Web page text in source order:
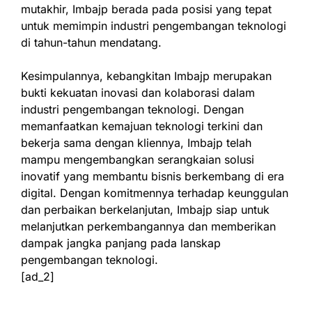
mutakhir, Imbajp berada pada posisi yang tepat
untuk memimpin industri pengembangan teknologi
di tahun-tahun mendatang.
Kesimpulannya, kebangkitan Imbajp merupakan
bukti kekuatan inovasi dan kolaborasi dalam
industri pengembangan teknologi. Dengan
memanfaatkan kemajuan teknologi terkini dan
bekerja sama dengan kliennya, Imbajp telah
mampu mengembangkan serangkaian solusi
inovatif yang membantu bisnis berkembang di era
digital. Dengan komitmennya terhadap keunggulan
dan perbaikan berkelanjutan, Imbajp siap untuk
melanjutkan perkembangannya dan memberikan
dampak jangka panjang pada lanskap
pengembangan teknologi.
[ad_2]